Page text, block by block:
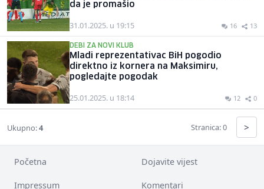
da je promašio
31.01.2025. u 19:15 16 13
DEBI ZA NOVI KLUB
Mladi reprezentativac BiH pogodio
direktno iz kornera na Maksimiru,
pogledajte pogodak
25.01.2025. u 18:14 12 0
Ukupno:4 Stranica: 0 >
Početna Dojavite vijest
Impressum Komentari